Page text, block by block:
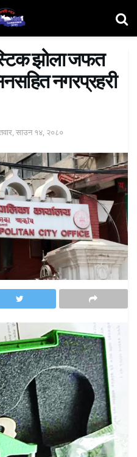
झोला जफत
नगरप्रहरी
साउन १४, २०८०